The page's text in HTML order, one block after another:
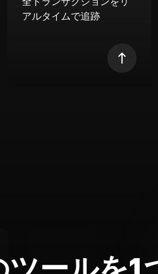
アルタイムで追跡